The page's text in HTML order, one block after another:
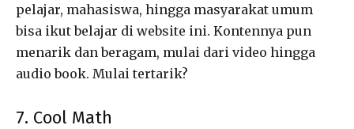
pelajar, mahasiswa, hingga masyarakat umum
bisa ikut belajar di website ini. Kontennya pun
menarik dan beragam, mulai dari video hingga
audio book. Mulai tertarik?
7. Cool Math